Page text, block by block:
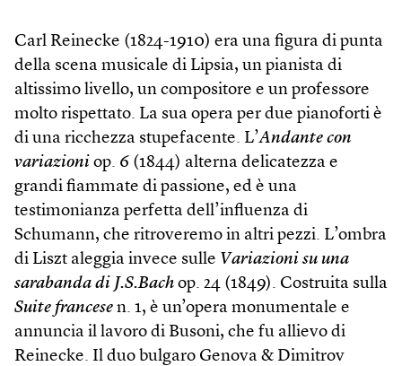
Carl Reinecke (1824-1910) era una figura di punta
della scena musicale di Lipsia, un pianista di
altissimo livello, un compositore e un professore
molto rispettato. La sua opera per due pianoforti è
di una ricchezza stupefacente. L’Andante con
variazioni op. 6 (1844) alterna delicatezza e
grandi fiammate di passione, ed è una
testimonianza perfetta dell’influenza di
Schumann, che ritroveremo in altri pezzi. L’ombra
di Liszt aleggia invece sulle Variazioni su una
sarabanda di J.S.Ba­­ch­ op. 24 (1849). Costruita sulla
Suite francese n. 1, è un’opera monumentale e
annuncia il lavoro di Busoni, che fu allievo di
Reinecke. Il duo bulgaro Genova & Dimitrov